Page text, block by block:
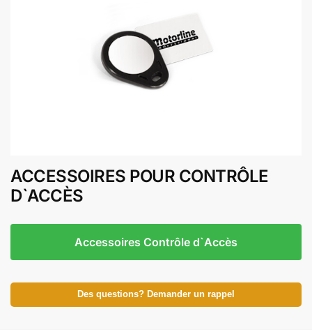
ACCESSOIRES POUR CONTRÔLE
D`ACCÈS
Accessoires Contrôle d`Accès
Des questions? Demander un rappel